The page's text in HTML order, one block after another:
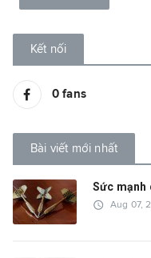
Kết nối
0fans
Bài viết mới nhất
Sức mạnh
access_time Aug 07,